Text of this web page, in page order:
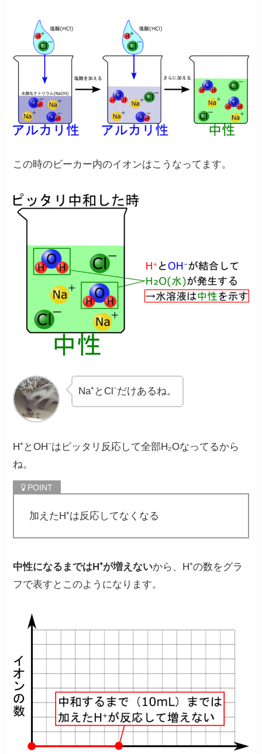
この時のビーカー内のイオンはこうなってます。
Na⁺とCl⁻だけあるね。
H⁺とOH⁻はピッタリ反応して全部H₂Oなってるから
ね。
加えたH⁺は反応してなくなる
中性になるまではH⁺が増えないから、H⁺の数をグラ
フで表すとこのようになります。